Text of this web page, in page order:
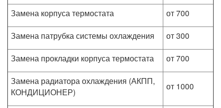
Замена корпуса термостата
от 700
Замена патрубка системы охлаждения
от 300
Замена прокладки корпуса термостата
от 700
Замена радиатора охлаждения (АКПП,
КОНДИЦИОНЕР)
от 1000